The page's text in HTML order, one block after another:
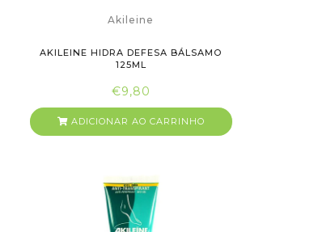
Akileine
AKILEINE HIDRA DEFESA BÁLSAMO
125ML
€9,80
ADICIONAR AO CARRINHO